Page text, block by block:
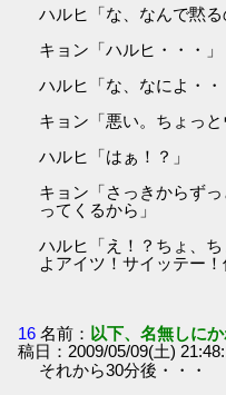
ハルヒ「な、なんで黙
キョン「ハルヒ・・・」
ハルヒ「な、なによ・・
キョン「悪い。ちょっと
ハルヒ「はぁ！？」
キョン「さっきからず
ってくるから」
ハルヒ「え！？ちょ、
よアイツ！サイッテー！
16 名前： 以下、名無しに
稿日：2009/05/09(土)
それから30分後・・・